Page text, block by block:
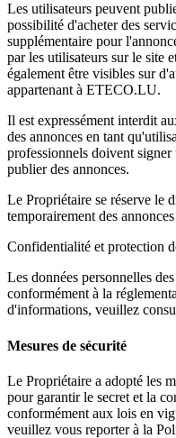
Les utilisateurs peuvent
possibilité d'acheter des
supplémentaire pour
par les utilisateurs sur le
également être visibles sur
appartenant à ETECO.LU.
Il est expressément interdit
des annonces en tant
professionnels doivent
publier des annonces.
Le Propriétaire se réserve le
temporairement des
Confidentialité et protection
Les données personnelles
conformément à la
d'informations, veuillez
Mesures de sécurité
Le Propriétaire a adopté les
pour garantir le secret et la
conformément aux lois en
veuillez vous reporter à la